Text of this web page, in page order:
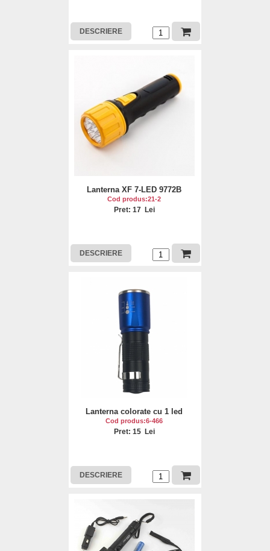
DESCRIERE
Lanterna XF 7-LED 9772B
Cod produs:21-2
Pret: 17 Lei
DESCRIERE
Lanterna colorate cu 1 led
Cod produs:6-466
Pret: 15 Lei
DESCRIERE